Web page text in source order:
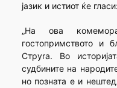
јазик и истиот ќе гласи:
„На ова
гостопримството и
Струrа. Во
судбините на
но позната е и